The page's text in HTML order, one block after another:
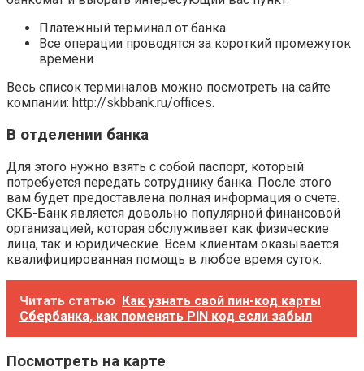
Платежный терминал от банка
Все операции проводятся за короткий промежуток
времени
Весь список терминалов можно посмотреть на сайте
компании: http://skbbank.ru/offices.
В отделении банка
Для этого нужно взять с собой паспорт, который
потребуется передать сотруднику банка. После этого
вам будет предоставлена полная информация о счете.
СКБ-Банк является довольно популярной финансовой
организацией, которая обслуживает как физические
лица, так и юридические. Всем клиентам оказывается
квалифицированная помощь в любое время суток.
Читать статью Как узнать свой пин-код карты
Сбербанка, как поменять PIN код если забыл
Посмотреть на карте